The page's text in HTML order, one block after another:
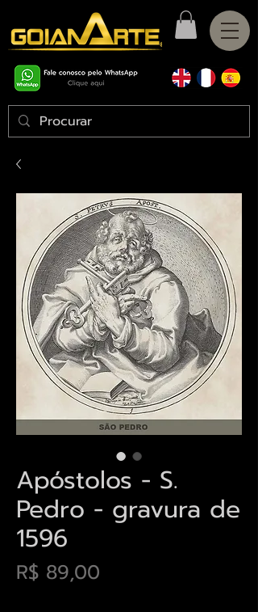
Apóstolos - S.
Pedro - gravura de
1596
R$ 89,00